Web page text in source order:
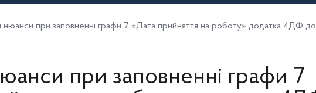
нюанси при заповненні графи 7 «Дата прийняття на роботу» додатка 4ДФ
при заповненні графи 7